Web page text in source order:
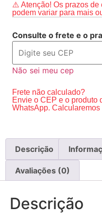
⚠️ Atenção! Os prazos de
podem variar para mais
Consulte o frete e o
Não sei meu cep
Frete não calculado?
Envie o CEP e o produto
WhatsApp. Calcularemos
Descrição
Avaliações (0)
Descrição